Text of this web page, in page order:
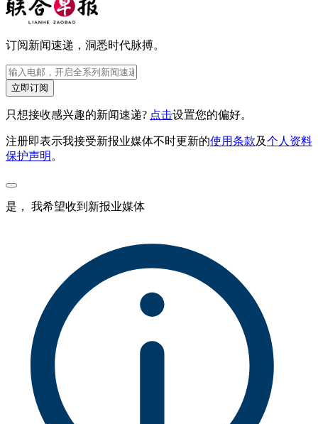
订阅新闻速递，洞悉时代脉搏。
立即订阅
只想接收感兴趣的新闻速递? 点击设置您的偏好。
注册即表示我接受新报业媒体不时更新的使用条款及个人资料
保护声明 。
是， 我希望收到新报业媒体